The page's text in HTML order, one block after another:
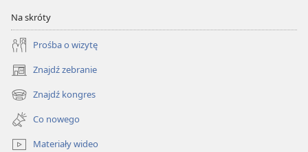
Na skróty
Prośba o wizytę
Znajdź zebranie
(opens
new
window)
Znajdź kongres
(opens
new
window)
Co nowego
Materiały wideo